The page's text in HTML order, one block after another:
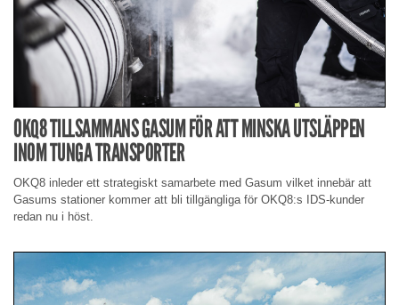
OKQ8 TILLSAMMANS GASUM FÖR ATT MINSKA UTSLÄPPEN
INOM TUNGA TRANSPORTER
OKQ8 inleder ett strategiskt samarbete med Gasum vilket innebär att
Gasums stationer kommer att bli tillgängliga för OKQ8:s IDS-kunder
redan nu i höst.